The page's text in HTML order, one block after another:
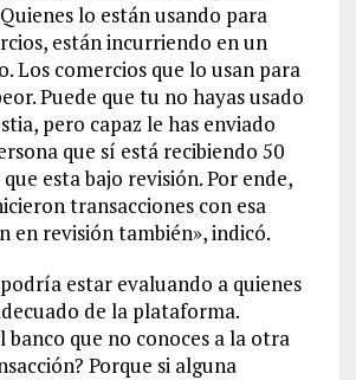
lo están usando para
están incurriendo en un
Los comercios que lo usan para
Puede que tu no hayas usado
pero capaz le has enviado
que sí está recibiendo 50
esta bajo revisión. Por ende,
transacciones con esa
en revisión también», indicó.
estar evaluando a quienes
de la plataforma.
banco que no conoces a la otra
Porque si alguna